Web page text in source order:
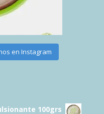
en Instagram
100grs